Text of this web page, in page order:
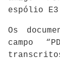
espólio
Os
campo